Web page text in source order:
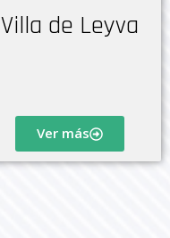
Villa de Leyva
Ver más